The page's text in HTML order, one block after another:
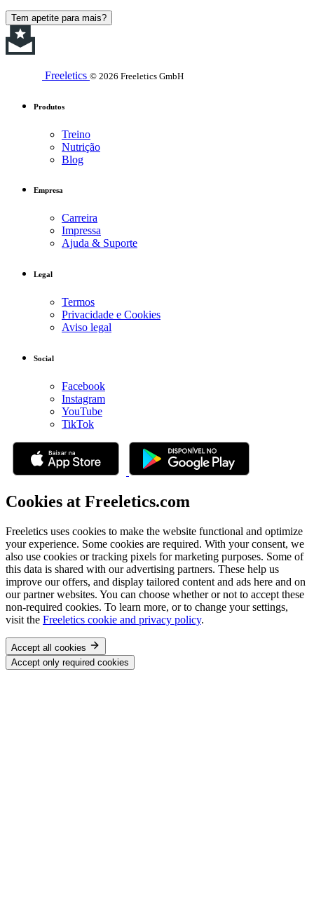
Tem apetite para mais?
Freeletics © 2026 Freeletics GmbH
Produtos
Treino
Nutrição
Blog
Empresa
Carreira
Impressa
Ajuda & Suporte
Legal
Termos
Privacidade e Cookies
Aviso legal
Social
Facebook
Instagram
YouTube
TikTok
Cookies at Freeletics.com
Freeletics uses cookies to make the website functional and optimize
your experience. Some cookies are required. With your consent, we
also use cookies or tracking pixels for marketing purposes. Some of
this data is shared with our advertising partners. These help us
improve our offers, and display tailored content and ads here and on
our partner websites. You can choose whether or not to accept these
non-required cookies. To learn more, or to change your settings,
visit the Freeletics cookie and privacy policy.
Accept all cookies
Accept only required cookies